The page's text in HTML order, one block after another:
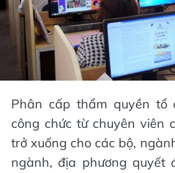
Phân cấp thẩm quyền tổ
công chức từ chuyên viên
trở xuống cho các bộ,
ngành, địa phương quyết